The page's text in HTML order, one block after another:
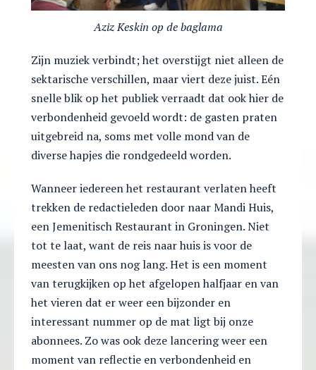
Aziz Keskin op de baglama
Zijn muziek verbindt; het overstijgt niet alleen de
sektarische verschillen, maar viert deze juist. Eén
snelle blik op het publiek verraadt dat ook hier de
verbondenheid gevoeld wordt: de gasten praten
uitgebreid na, soms met volle mond van de
diverse hapjes die rondgedeeld worden.
Wanneer iedereen het restaurant verlaten heeft
trekken de redactieleden door naar Mandi Huis,
een Jemenitisch Restaurant in Groningen. Niet
tot te laat, want de reis naar huis is voor de
meesten van ons nog lang. Het is een moment
van terugkijken op het afgelopen halfjaar en van
het vieren dat er weer een bijzonder en
interessant nummer op de mat ligt bij onze
abonnees. Zo was ook deze lancering weer een
moment van reflectie en verbondenheid en